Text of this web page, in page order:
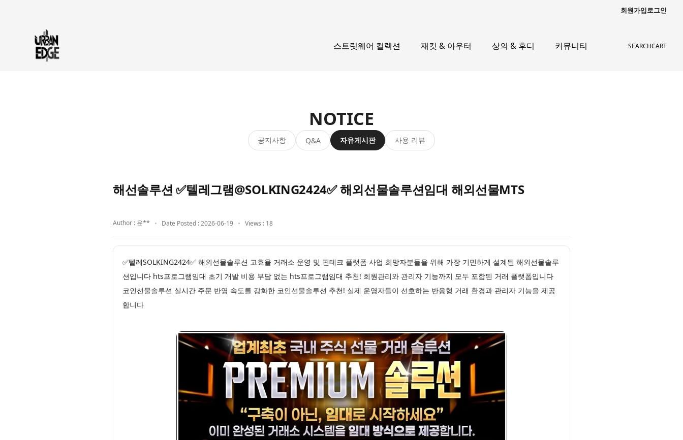
회원가입로그인
스트릿웨어 컬렉션 재킷 & 아우터 상의 & 후디 커뮤니티 SEARCHCART
NOTICE
공지사항 Q&A 자유게시판 사용 리뷰
해선솔루션 ✅텔레그램@SOLKING2424✅ 해외선물솔루션임대 해외선물MTS
Author : 윤** Date Posted : 2026-06-19 Views : 18
✅텔레SOLKING2424✅ 해외선물솔루션 고효율 거래소 운영 및 핀테크 플랫폼 사업 희망자분들을 위해 가장 기민하게 설계된 해외선물솔루
션입니다 hts프로그램임대 초기 개발 비용 부담 없는 hts프로그램임대 추천! 회원관리와 관리자 기능까지 모두 포함된 거래 플랫폼입니다
코인선물솔루션 실시간 주문 반영 속도를 강화한 코인선물솔루션 추천! 실제 운영자들이 선호하는 반응형 거래 환경과 관리자 기능을 제공
합니다